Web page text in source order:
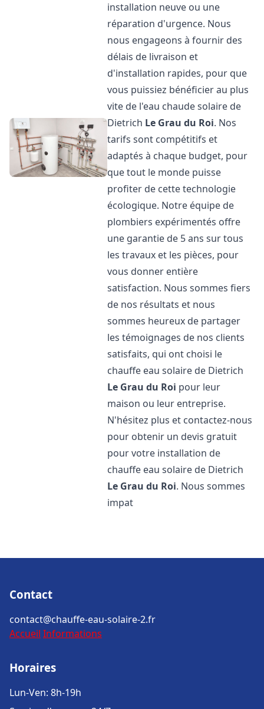
installation neuve ou une
réparation d'urgence. Nous
nous engageons à fournir des
délais de livraison et
d'installation rapides, pour que
vous puissiez bénéficier au plus
vite de l'eau chaude solaire de
Dietrich Le Grau du Roi. Nos
tarifs sont compétitifs et
adaptés à chaque budget, pour
que tout le monde puisse
profiter de cette technologie
écologique. Notre équipe de
plombiers expérimentés offre
une garantie de 5 ans sur tous
les travaux et les pièces, pour
vous donner entière
satisfaction. Nous sommes fiers
de nos résultats et nous
sommes heureux de partager
les témoignages de nos clients
satisfaits, qui ont choisi le
chauffe eau solaire de Dietrich
Le Grau du Roi pour leur
maison ou leur entreprise.
N'hésitez plus et contactez-nous
pour obtenir un devis gratuit
pour votre installation de
chauffe eau solaire de Dietrich
Le Grau du Roi. Nous sommes
impat
Contact
contact@chauffe-eau-solaire-2.fr
Accueil Informations
Horaires
Lun-Ven: 8h-19h